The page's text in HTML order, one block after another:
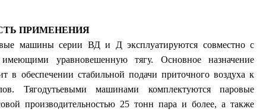
ПРИМЕНЕНИЯ
машины серии ВД и Д эксплуатируются совместно с
имеющими уравновешенную тягу. Основное назначение
в обеспечении стабильной подачи приточного воздуха к
Тягодутьевыми машинами комплектуются паровые
производительностью 25 тонн пара и более, а также